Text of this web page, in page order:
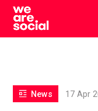
Skip
content
News 17 Apr